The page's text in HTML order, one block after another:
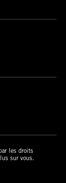
les droits
sur vous.